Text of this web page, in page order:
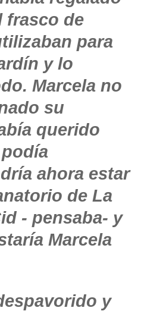
frasco de
para
y lo
Marcela no
su
querido
ahora estar
de La
- pensaba- y
Marcela
y